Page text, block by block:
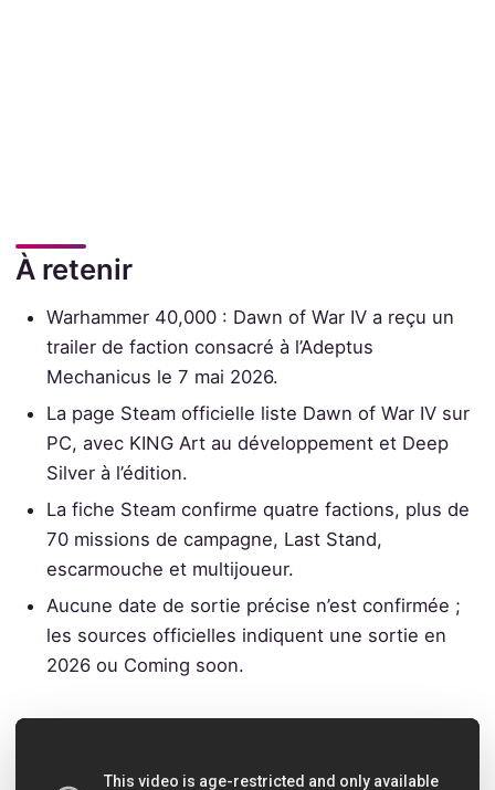
À retenir
Warhammer 40,000 : Dawn of War IV a reçu un
trailer de faction consacré à l’Adeptus
Mechanicus le 7 mai 2026.
La page Steam officielle liste Dawn of War IV sur
PC, avec KING Art au développement et Deep
Silver à l’édition.
La fiche Steam confirme quatre factions, plus de
70 missions de campagne, Last Stand,
escarmouche et multijoueur.
Aucune date de sortie précise n’est confirmée ;
les sources officielles indiquent une sortie en
2026 ou Coming soon.